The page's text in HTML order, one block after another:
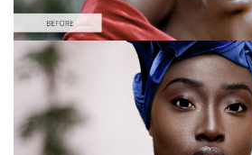
Please select
Free Instagram Preset #39
Vintage Love
(60 Lr Presets)